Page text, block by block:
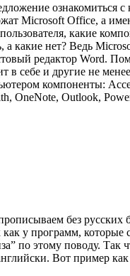
ознакомиться
Microsoft Office, а
какие
а какие нет? Ведь
редактор Word.
в себе и другие не
компоненты:
OneNote, Outlook,
без русских
у программ, которые
по этому поводу. Так
Вот пример